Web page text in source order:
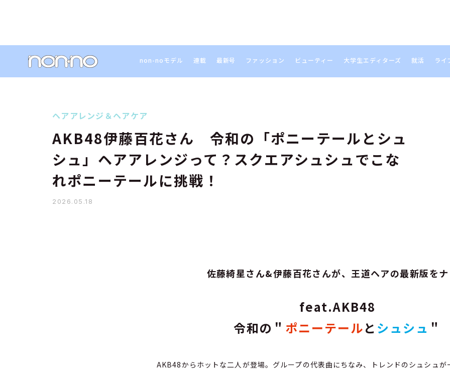
non-noモデル 連載 最新号 ファッション ビューティー 大学生エディターズ 就活 ライ
ヘアアレンジ＆ヘアケア
AKB48伊藤百花さん 令和の「ポニーテールとシュ
シュ」ヘアアレンジって？スクエアシュシュでこな
れポニーテールに挑戦！
2026.05.18
佐藤綺星さん&伊藤百花さんが、王道ヘアの最新版を
feat.AKB48
令和の＂ ポニーテールと シュシュ ＂
AKB48からホットな二人が登場。グループの代表曲にちなみ、トレンドのシュシュが